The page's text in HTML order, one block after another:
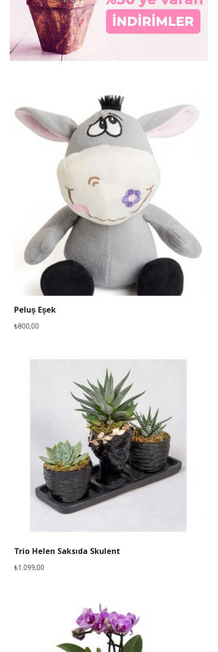
Peluş Eşek
₺800,00
Trio Helen Saksıda Skulent
₺1.099,00